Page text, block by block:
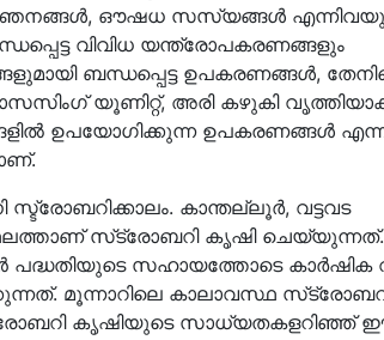
ഔഷധ സസ്യങ്ങൾ
വിവിധ യന്ത്രോപകരണങ്ങളും
ബന്ധപ്പെട്ട ഉപകരണങ്ങൾ,
യൂണിറ്റ്, അരി കഴുകി
ഉപയോഗിക്കുന്ന ഉപകരണങ്ങൾ
കാന്തല്ലൂര്‍, വട്ടവട
സ്‌ട്രോബറി കൃഷി ചെയ്യുന്നത്.
പദ്ധതിയുടെ സഹായത്തോടെ
മൂന്നാറിലെ കാലാവസ്ഥ
കൃഷിയുടെ സാധ്യതകളറിഞ്ഞ്